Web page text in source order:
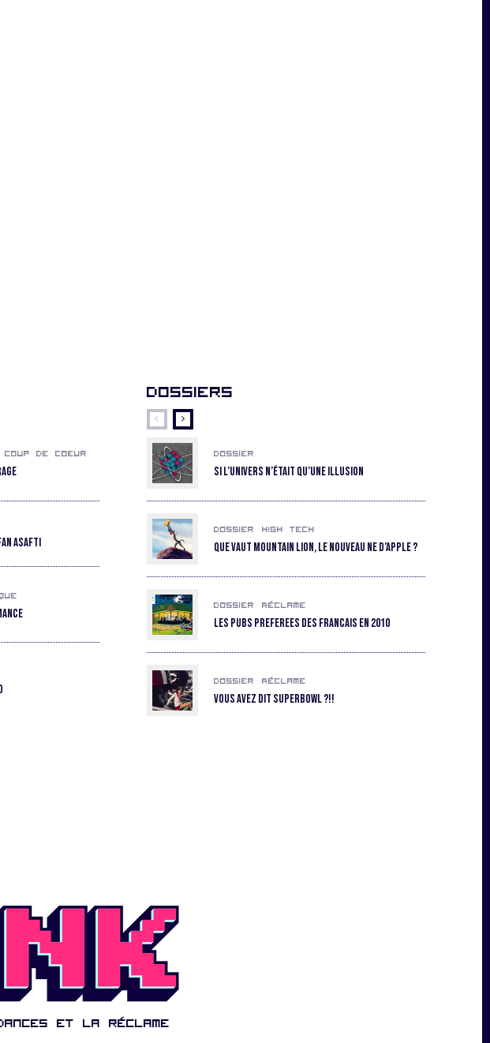
Coup de coeur
Asafti
Dossiers
Dossier
Si l’univers n’était qu’une illusion
Dossier High Tech
Que vaut Mountain Lion, le nouveau ne d’Apple ?
Dossier Réclame
Les pubs preferees des Francais en 2010
Dossier Réclame
Vous avez dit SuperBowl ?!!
et la réclame